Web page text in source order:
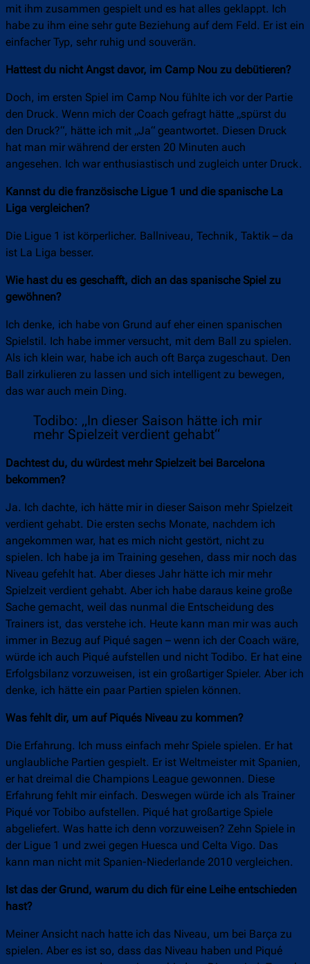
mit ihm zusammen gespielt und es hat alles geklappt. Ich
habe zu ihm eine sehr gute Beziehung auf dem Feld. Er ist ein
einfacher Typ, sehr ruhig und souverän.
Hattest du nicht Angst davor, im Camp Nou zu debütieren?
Doch, im ersten Spiel im Camp Nou fühlte ich vor der Partie
den Druck. Wenn mich der Coach gefragt hätte „spürst du
den Druck?“, hätte ich mit „Ja“ geantwortet. Diesen Druck
hat man mir während der ersten 20 Minuten auch
angesehen. Ich war enthusiastisch und zugleich unter Druck.
Kannst du die französische Ligue 1 und die spanische La
Liga vergleichen?
Die Ligue 1 ist körperlicher. Ballniveau, Technik, Taktik – da
ist La Liga besser.
Wie hast du es geschafft, dich an das spanische Spiel zu
gewöhnen?
Ich denke, ich habe von Grund auf eher einen spanischen
Spielstil. Ich habe immer versucht, mit dem Ball zu spielen.
Als ich klein war, habe ich auch oft Barça zugeschaut. Den
Ball zirkulieren zu lassen und sich intelligent zu bewegen,
das war auch mein Ding.
Todibo: „In dieser Saison hätte ich mir
mehr Spielzeit verdient gehabt“
Dachtest du, du würdest mehr Spielzeit bei Barcelona
bekommen?
Ja. Ich dachte, ich hätte mir in dieser Saison mehr Spielzeit
verdient gehabt. Die ersten sechs Monate, nachdem ich
angekommen war, hat es mich nicht gestört, nicht zu
spielen. Ich habe ja im Training gesehen, dass mir noch das
Niveau gefehlt hat. Aber dieses Jahr hätte ich mir mehr
Spielzeit verdient gehabt. Aber ich habe daraus keine große
Sache gemacht, weil das nunmal die Entscheidung des
Trainers ist, das verstehe ich. Heute kann man mir was auch
immer in Bezug auf Piqué sagen – wenn ich der Coach wäre,
würde ich auch Piqué aufstellen und nicht Todibo. Er hat eine
Erfolgsbilanz vorzuweisen, ist ein großartiger Spieler. Aber ich
denke, ich hätte ein paar Partien spielen können.
Was fehlt dir, um auf Piqués Niveau zu kommen?
Die Erfahrung. Ich muss einfach mehr Spiele spielen. Er hat
unglaubliche Partien gespielt. Er ist Weltmeister mit Spanien,
er hat dreimal die Champions League gewonnen. Diese
Erfahrung fehlt mir einfach. Deswegen würde ich als Trainer
Piqué vor Tobibo aufstellen. Piqué hat großartige Spiele
abgeliefert. Was hatte ich denn vorzuweisen? Zehn Spiele in
der Ligue 1 und zwei gegen Huesca und Celta Vigo. Das
kann man nicht mit Spanien-Niederlande 2010 vergleichen.
Ist das der Grund, warum du dich für eine Leihe entschieden
hast?
Meiner Ansicht nach hatte ich das Niveau, um bei Barça zu
spielen. Aber es ist so, dass das Niveau haben und Piqué